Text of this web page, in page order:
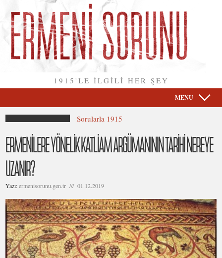
1915'LE İLGİLİ HER ŞEY
MENU
Sorularla 1915
ERMENİLERE YÖNELİK KATLİAM ARGÜMANININ TARİHİ NEREYE
UZANIR?
Yazı:ermenisorunu.gen.tr /// 01.12.2019